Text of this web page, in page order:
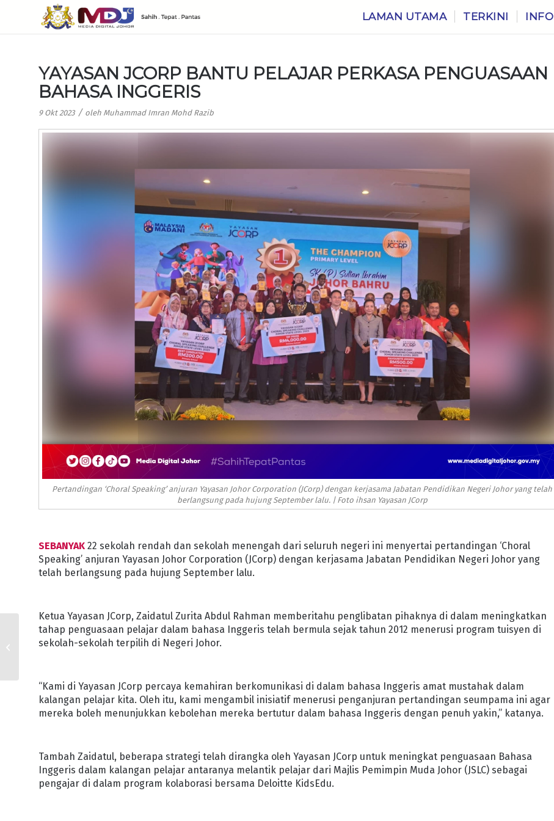
LAMAN UTAMA TERKINI INFO
YAYASAN JCORP BANTU PELAJAR PERKASA PENGUASAAN
BAHASA INGGERIS
9 Okt 2023 / oleh Muhammad Imran Mohd Razib
Pertandingan ‘Choral Speaking’ anjuran Yayasan Johor Corporation (JCorp) dengan kerjasama Jabatan Pendidikan Negeri Johor yang telah
berlangsung pada hujung September lalu. | Foto ihsan Yayasan JCorp
SEBANYAK 22 sekolah rendah dan sekolah menengah dari seluruh negeri ini menyertai pertandingan ‘Choral
Speaking’ anjuran Yayasan Johor Corporation (JCorp) dengan kerjasama Jabatan Pendidikan Negeri Johor yang
telah berlangsung pada hujung September lalu.
Ketua Yayasan JCorp, Zaidatul Zurita Abdul Rahman memberitahu penglibatan pihaknya di dalam meningkatkan
tahap penguasaan pelajar dalam bahasa Inggeris telah bermula sejak tahun 2012 menerusi program tuisyen di
sekolah-sekolah terpilih di Negeri Johor.
“Kami di Yayasan JCorp percaya kemahiran berkomunikasi di dalam bahasa Inggeris amat mustahak dalam
kalangan pelajar kita. Oleh itu, kami mengambil inisiatif menerusi penganjuran pertandingan seumpama ini agar
mereka boleh menunjukkan kebolehan mereka bertutur dalam bahasa Inggeris dengan penuh yakin,” katanya.
Tambah Zaidatul, beberapa strategi telah dirangka oleh Yayasan JCorp untuk meningkat penguasaan Bahasa
Inggeris dalam kalangan pelajar antaranya melantik pelajar dari Majlis Pemimpin Muda Johor (JSLC) sebagai
pengajar di dalam program kolaborasi bersama Deloitte KidsEdu.
SERTAI JOHOR BERSIH,
PERANGI DENGGI : EXCO